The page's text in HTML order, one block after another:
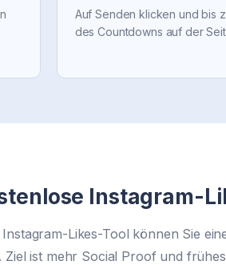
Auf Senden klicken und bis
des Countdowns auf der
Instagram-
Likes-Tool können Sie
Ziel ist mehr Social Proof und